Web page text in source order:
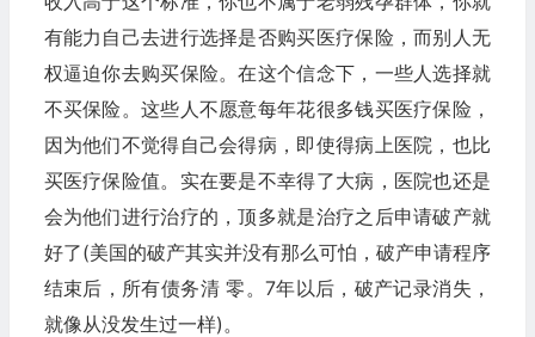
有能力自己去进行选择是否购买医疗保险，而别人无
权逼迫你去购买保险。在这个信念下，一些人选择就
不买保险。这些人不愿意每年花很多钱买医疗保险，
因为他们不觉得自己会得病，即使得病上医院，也比
买医疗保险值。实在要是不幸得了大病，医院也还是
会为他们进行治疗的，顶多就是治疗之后申请破产就
好了(美国的破产其实并没有那么可怕，破产申请程序
结束后，所有债务清 零。7年以后，破产记录消失，
就像从没发生过一样)。